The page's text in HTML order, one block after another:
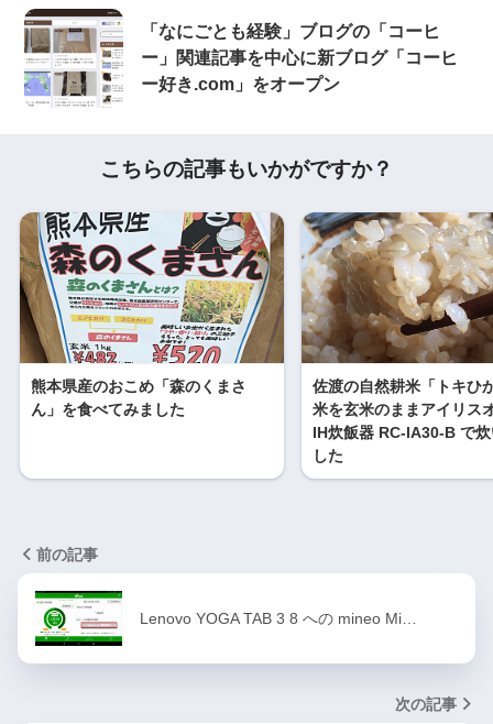
「なにごとも経験」ブログの「コーヒ
ー」関連記事を中心に新ブログ「コーヒ
ー好き.com」をオープン
こちらの記事もいかがですか？
熊本県産のおこめ「森のくまさ
ん」を食べてみました
佐渡の自然耕米「トキひ
米を玄米のままアイリス
IH炊飯器 RC-IA30-B で
した
前の記事
Lenovo YOGA TAB 3 8 への mineo Mi…
次の記事